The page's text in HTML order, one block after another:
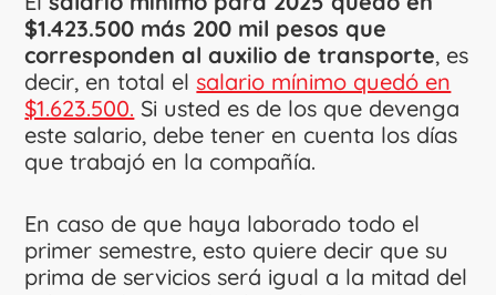
$1.423.500 más 200 mil pesos que
corresponden al auxilio de transporte, es
decir, en total elsalario mínimo quedó en
$1.623.500. Si usted es de los que devenga
este salario, debe tener en cuenta los días
que trabajó en la compañía.
En caso de que haya laborado todo el
primer semestre, esto quiere decir que su
prima de servicios será igual a la mitad del